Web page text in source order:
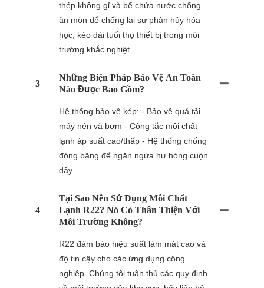
thép không gỉ và bể chứa nước chống
ăn mòn để chống lại sự phân hủy hóa
học, kéo dài tuổi thọ thiết bị trong môi
trường khắc nghiệt.
3
Những Biện Pháp Bảo Vệ An Toàn
Nào Được Bao Gồm?
Hệ thống bảo vệ kép: - Bảo vệ quá tải
máy nén và bơm - Công tắc môi chất
lạnh áp suất cao/thấp - Hệ thống chống
đóng băng để ngăn ngừa hư hỏng cuộn
dây
4
Tại Sao Nên Sử Dụng Môi Chất
Lạnh R22? Nó Có Thân Thiện Với
Môi Trường Không?
R22 đảm bảo hiệu suất làm mát cao và
độ tin cậy cho các ứng dụng công
nghiệp. Chúng tôi tuân thủ các quy định